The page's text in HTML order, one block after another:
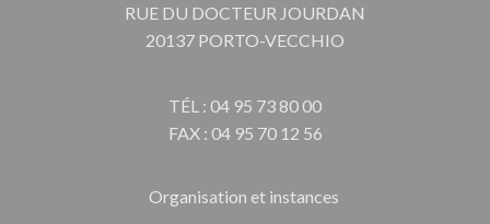
RUE DU DOCTEUR JOURDAN
20137 PORTO-VECCHIO
TÉL : 04 95 73 80 00
FAX : 04 95 70 12 56
Organisation et instances